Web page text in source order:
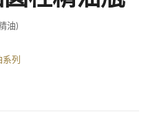
油)
系列